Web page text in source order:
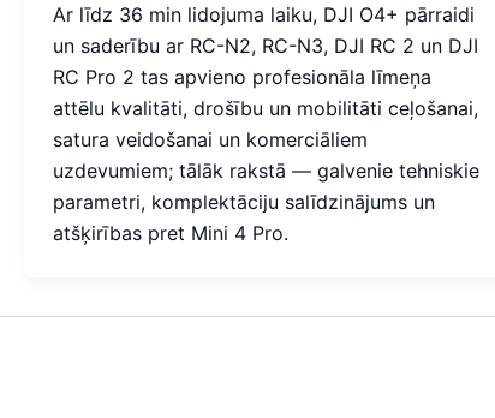
Ar līdz 36 min lidojuma laiku, DJI O4+ pārraidi
un saderību ar RC-N2, RC-N3, DJI RC 2 un DJI
RC Pro 2 tas apvieno profesionāla līmeņa
attēlu kvalitāti, drošību un mobilitāti ceļošanai,
satura veidošanai un komerciāliem
uzdevumiem; tālāk rakstā — galvenie tehniskie
parametri, komplektāciju salīdzinājums un
atšķirības pret Mini 4 Pro.